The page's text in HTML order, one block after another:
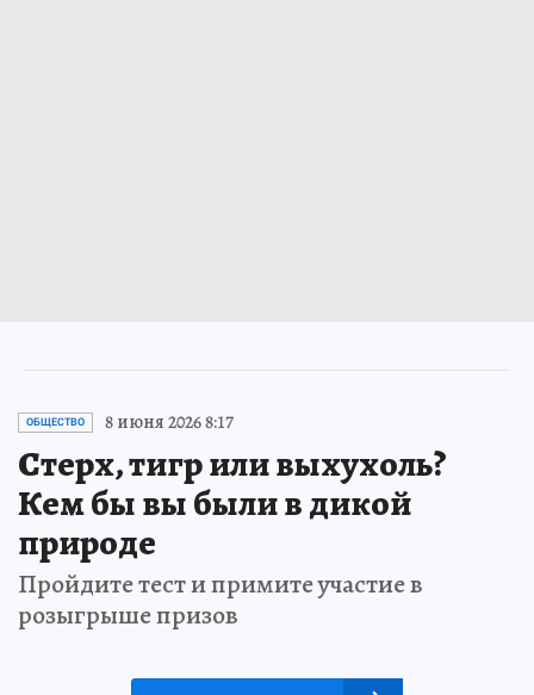
ОБЩЕСТВО 8 июня 2026 8:17
Стерх, тигр или выхухоль?
Кем бы вы были в дикой
природе
Пройдите тест и примите участие в
розыгрыше призов